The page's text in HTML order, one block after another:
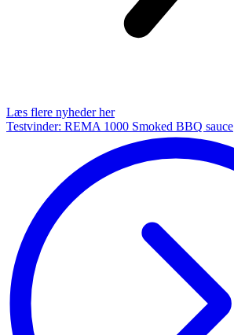
Læs flere nyheder her
Testvinder: REMA 1000 Smoked BBQ sauce